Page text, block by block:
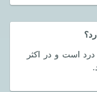
است و در اکثر